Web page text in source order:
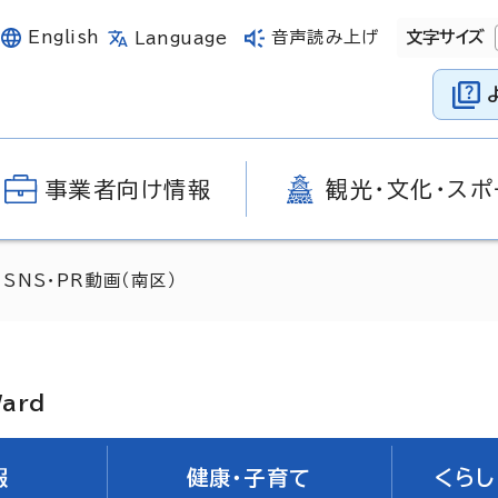
English Language 音声読み上げ 文字サイズ
事業者向け情報 観光・文化・ス
・PR動画（南区）
健康・子育て くら